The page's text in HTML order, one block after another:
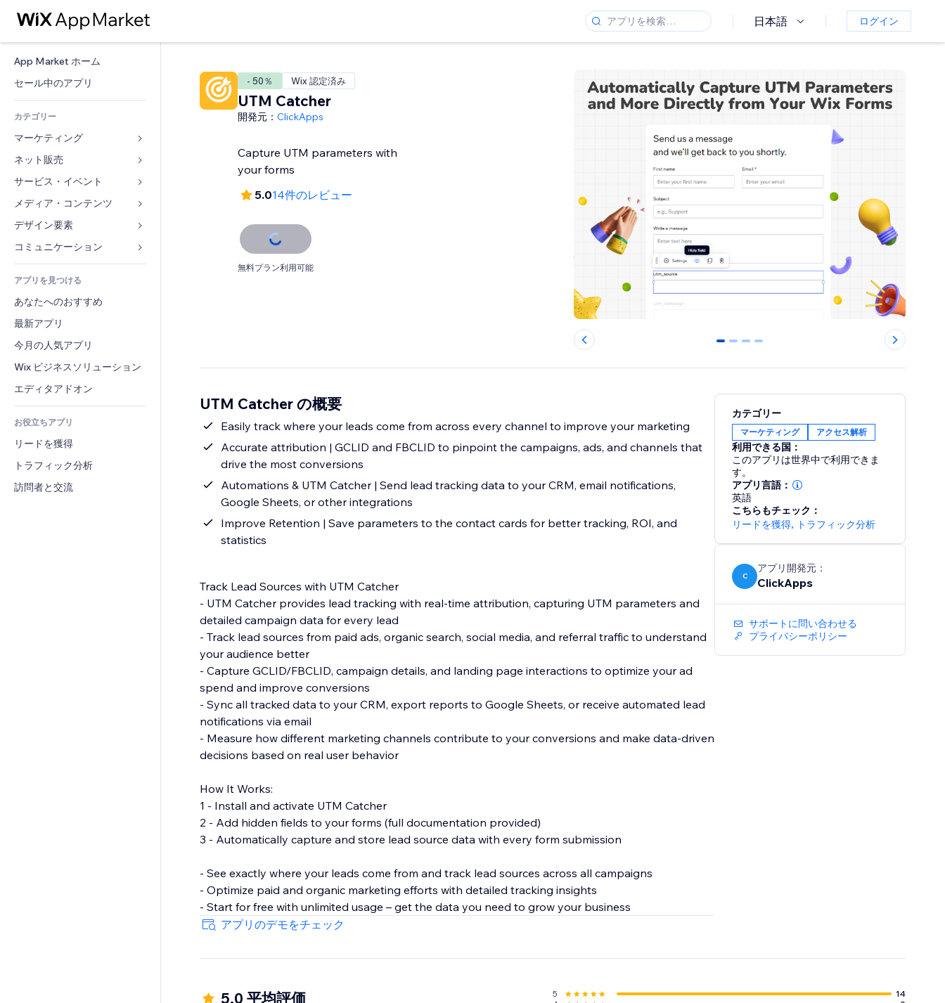
日本語 ログイン
App Market ホーム
セール中のアプリ
カテゴリー
マーケティング
広告
モバイル
アクセス解析
リスティング広告
メール
コンバージョン
ネット販売
ストア用アプリ
発送・配達
販売ボタン
会計
クーポン・特典
倉庫管理ソリューション
ドロップシッピング
食品・飲料
サービス・イベント
ホテル
イベント
レストラン
不動産
ブッキング
メディア・コンテンツ
ギャラリー
音楽
ポッドキャスト
写真
動画
PDF
ファイル共有
ニュース
デザイン要素
マップ・ナビ
プライバシー・セキュリティ
時計
ページテンプレート
画像効果
ボタン・メニュー
バナー・バッジ
電卓
検索
天気
チャート・テーブル
フォーム
ブログ
投票
チャット
コメント
電話
コミュニティィ
レビュー・お客さまの声
CRM
アプリを見つける
あなたへのおすすめ
最新アプリ
今月の人気アプリ
Wix ビジネスソリューション
エディタアドオン
お役立ちアプリ
リードを獲得
トラフィック分析
訪問者と交流
- 50％ Wix 認定済み
UTM Catcher
開発元： ClickApps
Capture UTM parameters with
your forms
5.014件のレビュー
無料プラン利用可能
0 1 2 3
UTM Catcher の概要
Easily track where your leads come from across every channel to improve your marketing
Accurate attribution | GCLID and FBCLID to pinpoint the campaigns, ads, and channels that
drive the most conversions
Automations & UTM Catcher | Send lead tracking data to your CRM, email notifications,
Google Sheets, or other integrations
Improve Retention | Save parameters to the contact cards for better tracking, ROI, and
statistics
Track Lead Sources with UTM Catcher
- UTM Catcher provides lead tracking with real-time attribution, capturing UTM parameters and
detailed campaign data for every lead
- Track lead sources from paid ads, organic search, social media, and referral traffic to understand
your audience better
- Capture GCLID/FBCLID, campaign details, and landing page interactions to optimize your ad
spend and improve conversions
- Sync all tracked data to your CRM, export reports to Google Sheets, or receive automated lead
notifications via email
- Measure how different marketing channels contribute to your conversions and make data-driven
decisions based on real user behavior
How It Works:
1 - Install and activate UTM Catcher
2 - Add hidden fields to your forms (full documentation provided)
3 - Automatically capture and store lead source data with every form submission
- See exactly where your leads come from and track lead sources across all campaigns
- Optimize paid and organic marketing efforts with detailed tracking insights
- Start for free with unlimited usage – get the data you need to grow your business
アプリのデモをチェック
カテゴリー
マーケティング アクセス解析
利用できる国：
このアプリは世界中で利用できま
す。
アプリ言語：
英語
こちらもチェック：
リードを獲得, トラフィック分析
C
アプリ開発元：
ClickApps
サポートに問い合わせる
プライバシーポリシー
5.0 平均評価 5
14